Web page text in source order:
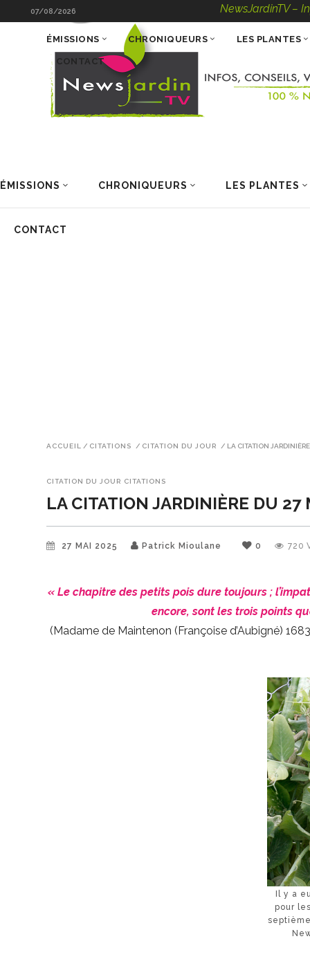
07/08/2026 NewsJardinTV – Infos,
ÉMISSIONS CHRONIQUEURS LES PLANTES
CONTACT
ÉMISSIONS CHRONIQUEURS LES PLANTES
CONTACT
ACCUEIL / CITATIONS / CITATION DU JOUR / LA CITATION
CITATION DU JOUR CITATIONS
LA CITATION JARDINIÈRE DU 27
27 MAI 2025 Patrick Mioulane 0 720
« Le chapitre des petits pois dure toujours ;
encore, sont les trois points
(Madame de Maintenon (Françoise d’Aubigné)
Il y a
pour